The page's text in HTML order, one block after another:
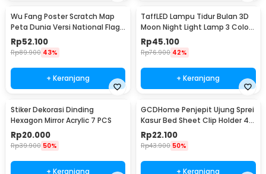
Wu Fang Poster Scratch Map
Peta Dunia Versi National Flag
- ZJP-M018
Rp52.100
Rp89.900 43%
+ Keranjang
TaffLED Lampu Tidur Bulan 3D
Moon Night Light Lamp 3 Color
8cm 1W 5V - LD002701
Rp45.100
Rp76.900 42%
+ Keranjang
Stiker Dekorasi Dinding
Hexagon Mirror Acrylic 7 PCS
Rp20.000
Rp39.900 50%
+ Keranjang
GCDHome Penjepit Ujung Sprei
Kasur Bed Sheet Clip Holder 4
PCS - FS-1809
Rp22.100
Rp43.900 50%
+ Keranjang